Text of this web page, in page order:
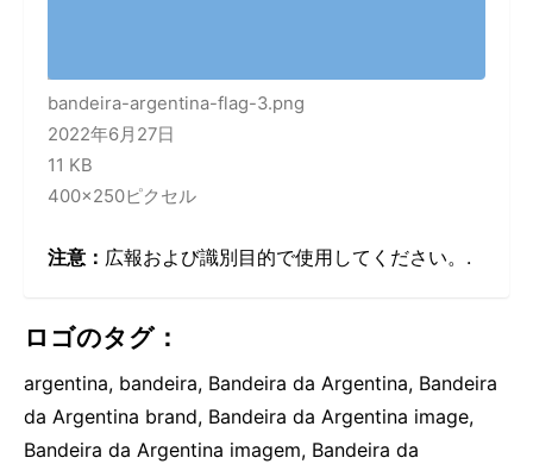
bandeira-argentina-flag-3.png
2022年6月27日
11 KB
400×250ピクセル
注意： 広報および識別目的で使用してください。.
ロゴのタグ：
argentina, bandeira, Bandeira da Argentina, Bandeira
da Argentina brand, Bandeira da Argentina image,
Bandeira da Argentina imagem, Bandeira da